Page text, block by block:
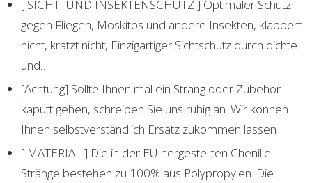
[ SICHT- UND INSEKTENSCHUTZ ] Optimaler Schutz
gegen Fliegen, Moskitos und andere Insekten, klappert
nicht, kratzt nicht, Einzigartiger Sichtschutz durch dichte
und…
[Achtung] Sollte Ihnen mal ein Strang oder Zubehör
kaputt gehen, schreiben Sie uns ruhig an. Wir können
Ihnen selbstverständlich Ersatz zukommen lassen
[ MATERIAL ] Die in der EU hergestellten Chenille
Stränge bestehen zu 100% aus Polypropylen. Die